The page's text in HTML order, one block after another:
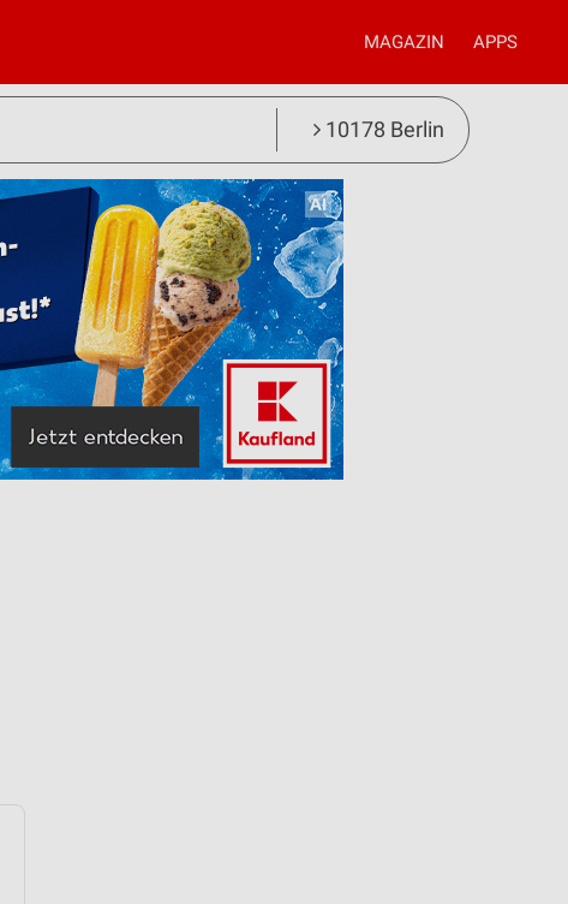
MAGAZIN APPS
10178 Berlin